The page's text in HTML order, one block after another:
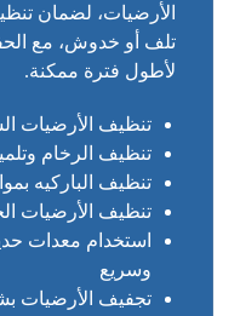
الأرضيات، لضمان
تلف أو خدوش، مع
لأطول فترة ممكنة.
تنظيف الأرضيات
تنظيف الرخام
تنظيف الباركيه
تنظيف الأرضيات
استخدام معدات
وسريع
تجفيف الأرضيات